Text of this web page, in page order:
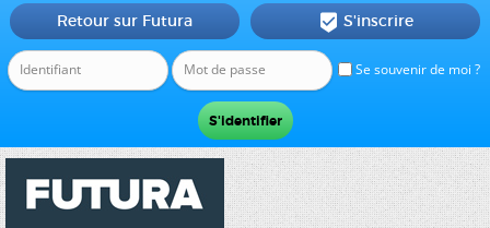
Se souvenir de moi ?
Retour sur Futura  S'inscrire